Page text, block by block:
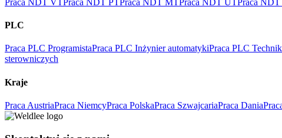
PLC
Praca PLC ProgramistaPraca PLC Inżynier automatykiPraca PLC
sterowniczych
Kraje
Praca AustriaPraca NiemcyPraca PolskaPraca SzwajcariaPraca Dania